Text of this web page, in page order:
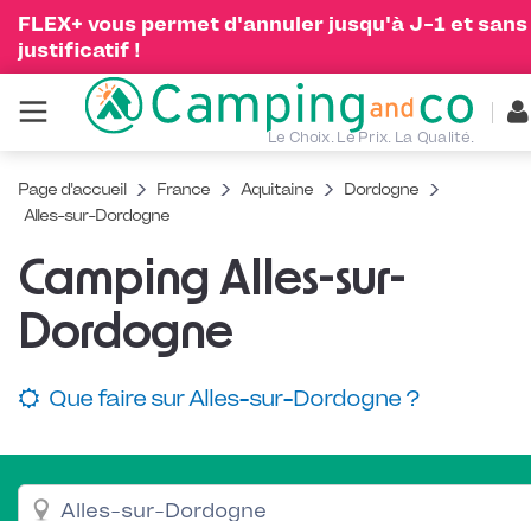
FLEX+ vous permet d'annuler jusqu'à J-1 et sans
justificatif !
Le Choix. Le Prix. La Qualité.
Page d'accueil France Aquitaine
Dordogne
Alles-sur-Dordogne
Camping Alles-sur-
Dordogne
Que faire sur Alles-sur-Dordogne ?